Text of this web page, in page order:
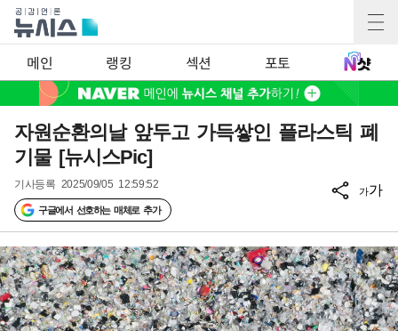
메인 랭킹 섹션 포토
자원순환의날 앞두고 가득쌓인 플라스틱 폐
기물 [뉴시스Pic]
기사등록 2025/09/05 12:59:52
구글에서 선호하는 매체로 추가
가가